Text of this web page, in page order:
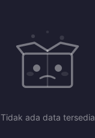
Tidak ada data tersedia